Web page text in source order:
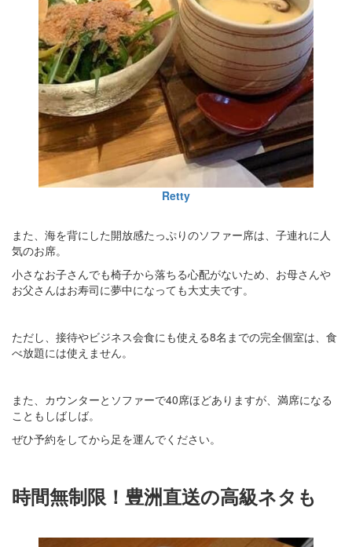
Retty
また、海を背にした開放感たっぷりのソファー席は、子連れに人
気のお席。
小さなお子さんでも椅子から落ちる心配がないため、お母さんや
お父さんはお寿司に夢中になっても大丈夫です。
ただし、接待やビジネス会食にも使える8名までの完全個室は、食
べ放題には使えません。
また、カウンターとソファーで40席ほどありますが、満席になる
こともしばしば。
ぜひ予約をしてから足を運んでください。
時間無制限！豊洲直送の高級ネタも